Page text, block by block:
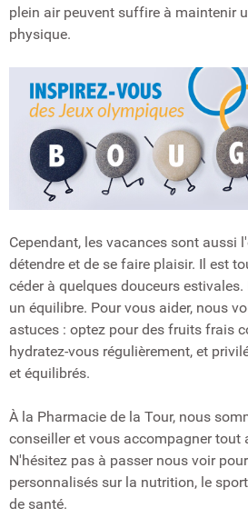
plein air peuvent suffire à maintenir
physique.
Cependant, les vacances sont aussi
détendre et de se faire plaisir. Il est
céder à quelques douceurs
un équilibre. Pour vous aider, nous
astuces : optez pour des fruits frais
hydratez-vous régulièrement, et
et équilibrés.
À la Pharmacie de la Tour, nous
conseiller et vous accompagner tout
N'hésitez pas à passer nous voir
personnalisés sur la nutrition, le
de santé.